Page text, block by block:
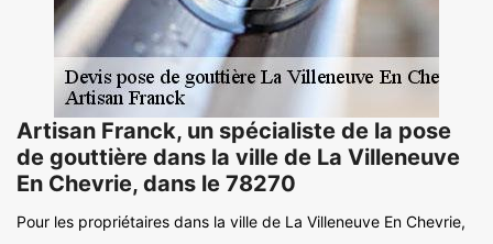
Artisan Franck, un spécialiste de la pose
de gouttière dans la ville de La Villeneuve
En Chevrie, dans le 78270
Pour les propriétaires dans la ville de La Villeneuve En Chevrie,